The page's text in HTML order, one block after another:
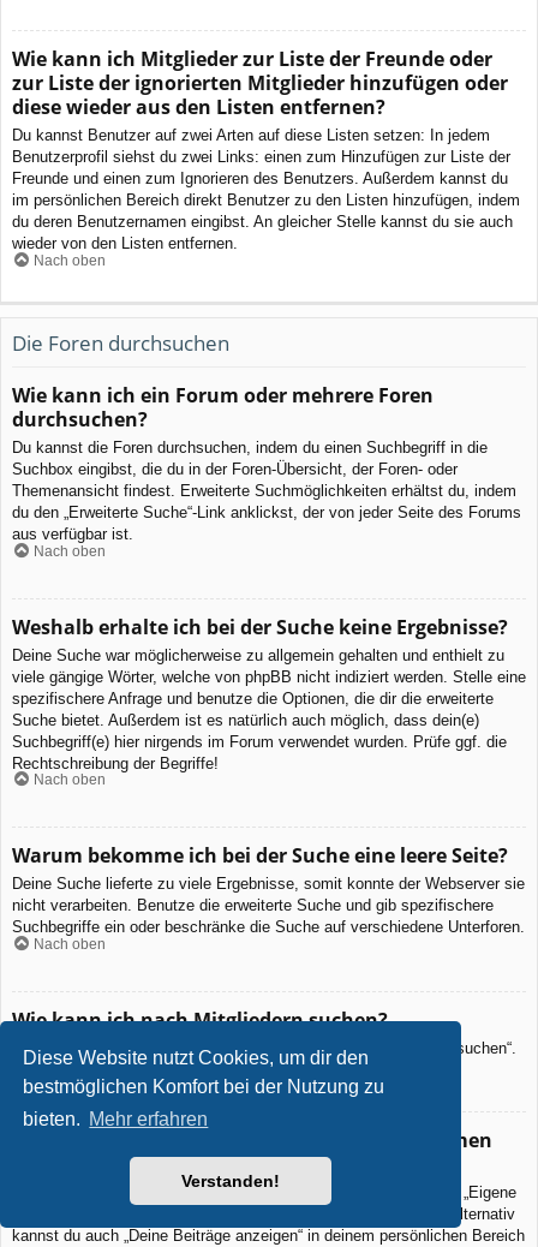
Diese Website nutzt Cookies, um dir den
bestmöglichen Komfort bei der Nutzung zu
bieten. Mehr erfahren
Verstanden!
Wie kann ich Mitglieder zur Liste der Freunde oder
zur Liste der ignorierten Mitglieder hinzufügen oder
diese wieder aus den Listen entfernen?
Du kannst Benutzer auf zwei Arten auf diese Listen setzen: In jedem
Benutzerprofil siehst du zwei Links: einen zum Hinzufügen zur Liste der
Freunde und einen zum Ignorieren des Benutzers. Außerdem kannst du
im persönlichen Bereich direkt Benutzer zu den Listen hinzufügen, indem
du deren Benutzernamen eingibst. An gleicher Stelle kannst du sie auch
wieder von den Listen entfernen.
Nach oben
Die Foren durchsuchen
Wie kann ich ein Forum oder mehrere Foren
durchsuchen?
Du kannst die Foren durchsuchen, indem du einen Suchbegriff in die
Suchbox eingibst, die du in der Foren-Übersicht, der Foren- oder
Themenansicht findest. Erweiterte Suchmöglichkeiten erhältst du, indem
du den „Erweiterte Suche“-Link anklickst, der von jeder Seite des Forums
aus verfügbar ist.
Nach oben
Weshalb erhalte ich bei der Suche keine Ergebnisse?
Deine Suche war möglicherweise zu allgemein gehalten und enthielt zu
viele gängige Wörter, welche von phpBB nicht indiziert werden. Stelle eine
spezifischere Anfrage und benutze die Optionen, die dir die erweiterte
Suche bietet. Außerdem ist es natürlich auch möglich, dass dein(e)
Suchbegriff(e) hier nirgends im Forum verwendet wurden. Prüfe ggf. die
Rechtschreibung der Begriffe!
Nach oben
Warum bekomme ich bei der Suche eine leere Seite?
Deine Suche lieferte zu viele Ergebnisse, somit konnte der Webserver sie
nicht verarbeiten. Benutze die erweiterte Suche und gib spezifischere
Suchbegriffe ein oder beschränke die Suche auf verschiedene Unterforen.
Nach oben
Wie kann ich nach Mitgliedern suchen?
Gehe zur „Mitglieder“-Seite und klicke auf „Nach einem Mitglied suchen“.
Nach oben
Wie kann ich meine eigenen Beiträge und Themen
Deine eigenen Beiträge kannst du dir anzeigen lassen, indem du „Eigene
Beiträge“ im Schnellzugriff oben auf der Boardseite auswählst. Alternativ
kannst du auch „Deine Beiträge anzeigen“ in deinem persönlichen Bereich